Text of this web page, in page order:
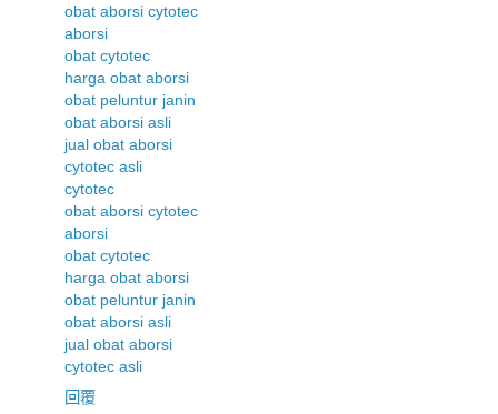
obat aborsi cytotec
aborsi
obat cytotec
harga obat aborsi
obat peluntur janin
obat aborsi asli
jual obat aborsi
cytotec asli
cytotec
obat aborsi cytotec
aborsi
obat cytotec
harga obat aborsi
obat peluntur janin
obat aborsi asli
jual obat aborsi
cytotec asli
回覆